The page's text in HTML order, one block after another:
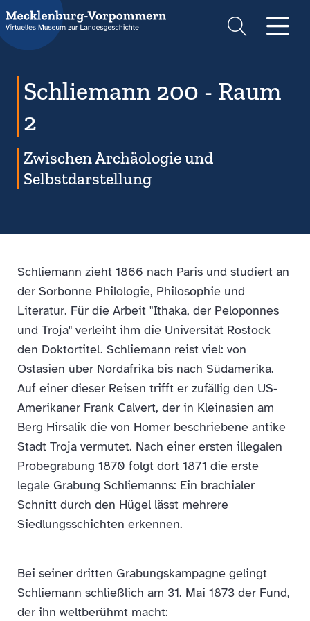
Suche
Schliemann 200 - Raum
2
Zwischen Archäologie und
Selbstdarstellung
Schliemann zieht 1866 nach Paris und studiert an
der Sorbonne Philologie, Philosophie und
Literatur. Für die Arbeit "Ithaka, der Peloponnes
und Troja" verleiht ihm die Universität Rostock
den Doktortitel. Schliemann reist viel: von
Ostasien über Nordafrika bis nach Südamerika.
Auf einer dieser Reisen trifft er zufällig den US-
Amerikaner Frank Calvert, der in Kleinasien am
Berg Hirsalik die von Homer beschriebene antike
Stadt Troja vermutet. Nach einer ersten illegalen
Probegrabung 1870 folgt dort 1871 die erste
legale Grabung Schliemanns: Ein brachialer
Schnitt durch den Hügel lässt mehrere
Siedlungsschichten erkennen.
Bei seiner dritten Grabungskampagne gelingt
Schliemann schließlich am 31. Mai 1873 der Fund,
der ihn weltberühmt macht: